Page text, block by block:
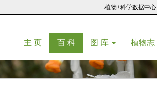
植物+科学数据中心
主 页(current)
百 科(current)
图 库 植物志